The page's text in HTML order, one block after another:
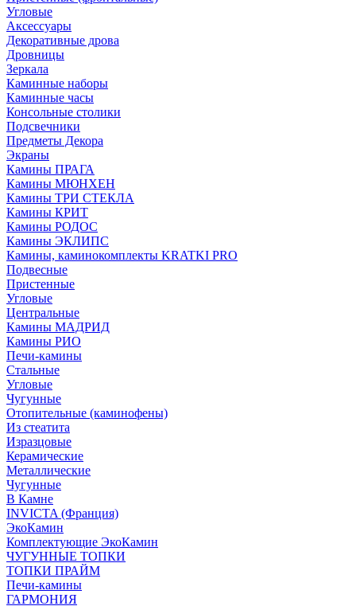
Угловые
Аксессуары
Декоративные дрова
Дровницы
Зеркала
Каминные наборы
Каминные часы
Консольные столики
Подсвечники
Предметы Декора
Экраны
Камины ПРАГА
Камины МЮНХЕН
Камины ТРИ СТЕКЛА
Камины КРИТ
Камины РОДОС
Камины ЭКЛИПС
Камины, каминокомплекты KRATKI PRO
Подвесные
Пристенные
Угловые
Центральные
Камины МАДРИД
Камины РИО
Печи-камины
Стальные
Угловые
Чугунные
Отопительные (каминофены)
Из стеатита
Изразцовые
Керамические
Металлические
Чугунные
В Камне
INVICTA (Франция)
ЭкоКамин
Комплектующие ЭкоКамин
ЧУГУННЫЕ ТОПКИ
ТОПКИ ПРАЙМ
Печи-камины
ГАРМОНИЯ